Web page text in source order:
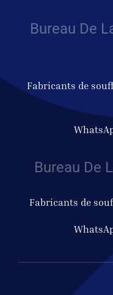
Bureau De
Fabricants de
Bureau De
Fabricants de